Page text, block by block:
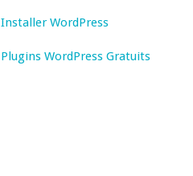
Installer WordPress
Plugins WordPress Gratuits